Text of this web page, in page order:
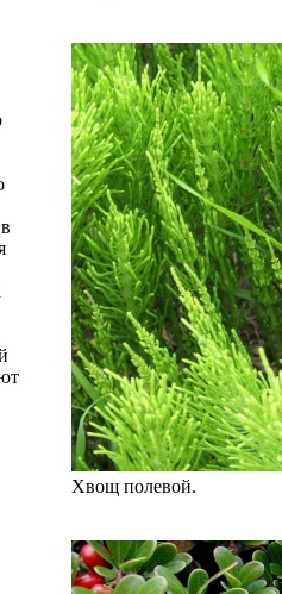
Хвощ полевой.